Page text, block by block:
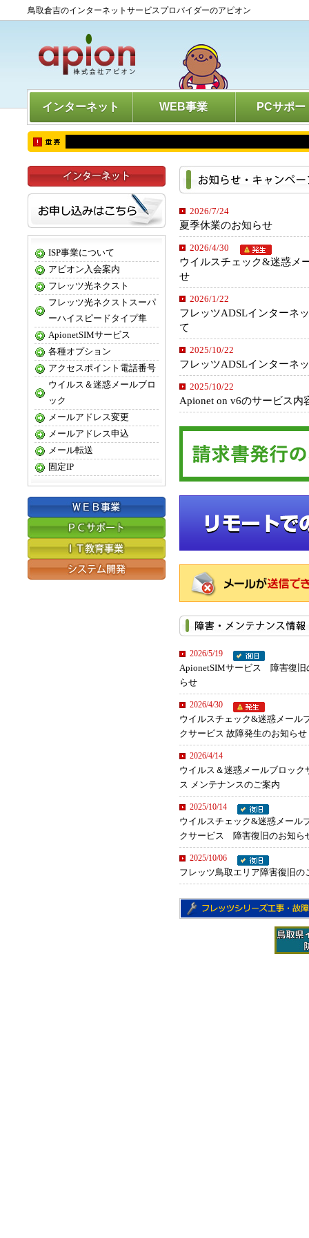
鳥取倉吉のインターネットサービスプロバイダーのアピオン
インターネット WEB事業 PCサポー
2026/7/24
夏季休業のお知らせ
2026/4/30
ウイルスチェック&迷惑メ
せ
2026/1/22
フレッツADSLインターネ
て
2025/10/22
フレッツADSLインターネ
2025/10/22
Apionet on v6のサービス内
2026/5/19
ApionetSIMサービス 障害復旧
らせ
2026/4/30
ウイルスチェック&迷惑メール
クサービス 故障発生のお知らせ
2026/4/14
ウイルス＆迷惑メールブロック
ス メンテナンスのご案内
2025/10/14
ウイルスチェック&迷惑メール
クサービス 障害復旧のお知ら
2025/10/06
フレッツ鳥取エリア障害復旧の
ISP事業について
アピオン入会案内
フレッツ光ネクスト
フレッツ光ネクストスーパ
ーハイスピードタイプ隼
ApionetSIMサービス
各種オプション
アクセスポイント電話番号
ウイルス＆迷惑メールブロ
ック
メールアドレス変更
メールアドレス申込
メール転送
固定IP